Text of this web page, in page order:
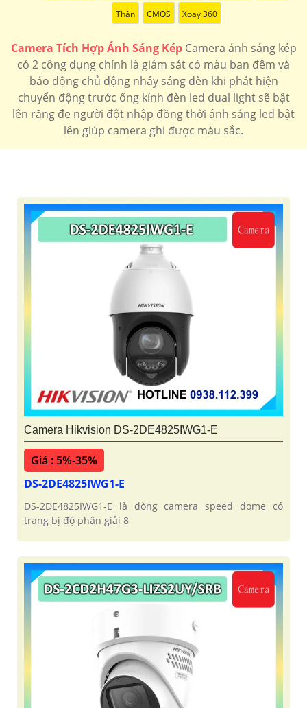
Thân CMOS Xoay 360
Camera Tích Hợp Ánh Sáng KépCamera ánh sáng kép
có 2 công dụng chính là giám sát có màu ban đêm và
báo động chủ động nháy sáng đèn khi phát hiện
chuyển động trước ống kính đèn led dual light sẽ bật
lên răng đe người đột nhập đồng thời ánh sáng led bật
lên giúp camera ghi được màu sắc.
Camera Hikvision DS-2DE4825IWG1-E
Giá : 5%-35%
DS-2DE4825IWG1-E
DS-2DE4825IWG1-E là dòng camera speed dome có
trang bị độ phân giải 8